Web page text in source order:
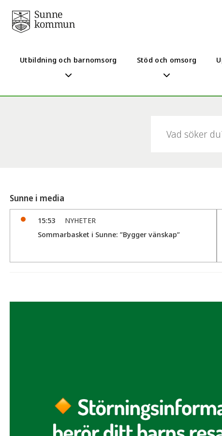
Utbildning och barnomsorg Stöd och omsorg
Sunne i media
15:53
NYHETER
Sommarbasket i Sunne: ”Bygger vänskap”